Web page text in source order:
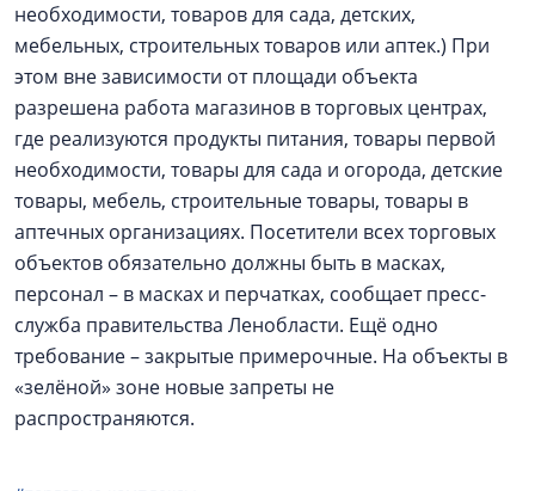
необходимости, товаров для сада, детских,
мебельных, строительных товаров или аптек.) При
этом вне зависимости от площади объекта
разрешена работа магазинов в торговых центрах,
где реализуются продукты питания, товары первой
необходимости, товары для сада и огорода, детские
товары, мебель, строительные товары, товары в
аптечных организациях. Посетители всех торговых
объектов обязательно должны быть в масках,
персонал – в масках и перчатках, сообщает пресс-
служба правительства Ленобласти. Ещё одно
требование – закрытые примерочные. На объекты в
«зелёной» зоне новые запреты не
распространяются.